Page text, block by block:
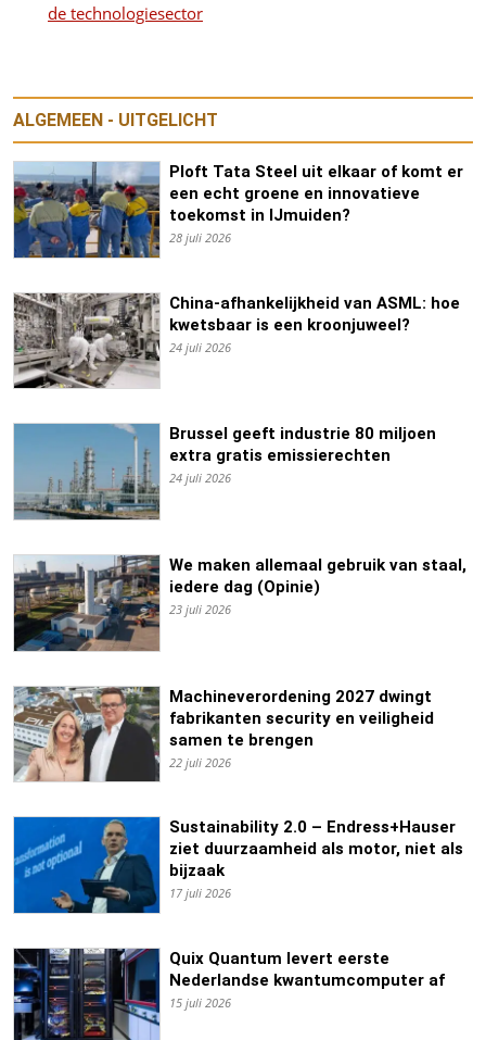
de technologiesector
ALGEMEEN - UITGELICHT
Ploft Tata Steel uit elkaar of komt er
een echt groene en innovatieve
toekomst in IJmuiden?
28 juli 2026
China-afhankelijkheid van ASML: hoe
kwetsbaar is een kroonjuweel?
24 juli 2026
Brussel geeft industrie 80 miljoen
extra gratis emissierechten
24 juli 2026
We maken allemaal gebruik van staal,
iedere dag (Opinie)
23 juli 2026
Machineverordening 2027 dwingt
fabrikanten security en veiligheid
samen te brengen
22 juli 2026
Sustainability 2.0 – Endress+Hauser
ziet duurzaamheid als motor, niet als
bijzaak
17 juli 2026
Quix Quantum levert eerste
Nederlandse kwantumcomputer af
15 juli 2026